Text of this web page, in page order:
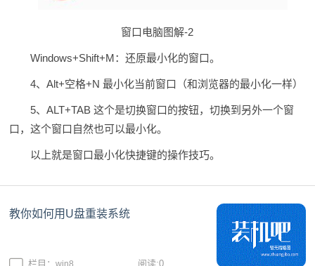
窗口电脑图解-2
Windows+Shift+M：还原最小化的窗口。
4、Alt+空格+N 最小化当前窗口（和浏览器的最小化一样）
5、ALT+TAB 这个是切换窗口的按钮，切换到另外一个窗
口，这个窗口自然也可以最小化。
以上就是窗口最小化快捷键的操作技巧。
教你如何用U盘重装系统
栏目：win8 阅读:0